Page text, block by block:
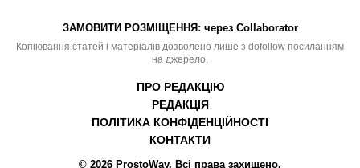
© 2026 ProstoWay. Всі права захищено.
ЗАМОВИТИ РОЗМІЩЕННЯ: через Collaborator
Копіювання статей і матеріалів дозволено лише з dofollow посиланням
на джерело.
ПРО РЕДАКЦІЮ
РЕДАКЦІЯ
ПОЛІТИКА КОНФІДЕНЦІЙНОСТІ
КОНТАКТИ